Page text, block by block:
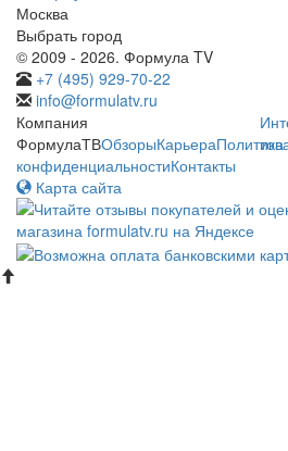
Москва
Выбрать город
© 2009 - 2026. Формула TV
+7 (495) 929-70-22
info@formulatv.ru
Компания
ФормулаТВОбзорыКарьераПолитика
конфиденциальностиКонтакты
Карта сайта